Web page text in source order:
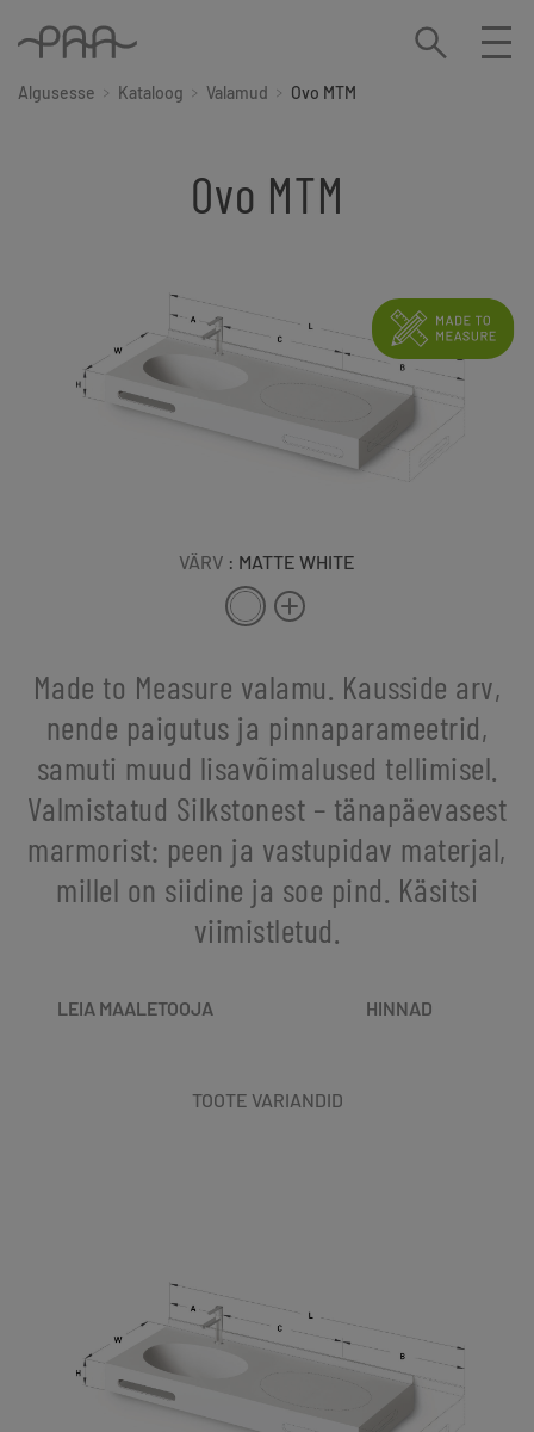
Algusesse Kataloog Valamud Ovo MTM
Ovo MTM
VÄRV : MATTE WHITE
Made to Measure valamu. Kausside arv,
nende paigutus ja pinnaparameetrid,
samuti muud lisavõimalused tellimisel.
Valmistatud Silkstonest – tänapäevasest
marmorist: peen ja vastupidav materjal,
millel on siidine ja soe pind. Käsitsi
viimistletud.
LEIA MAALETOOJA HINNAD
TOOTE VARIANDID